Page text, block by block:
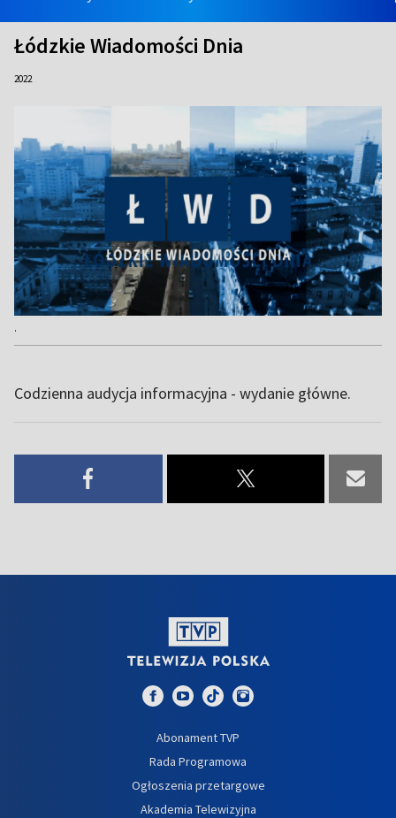
Łódzkie Wiadomości Dnia
2022
.
Codzienna audycja informacyjna - wydanie główne.
Abonament TVP
Rada Programowa
Ogłoszenia przetargowe
Akademia Telewizyjna